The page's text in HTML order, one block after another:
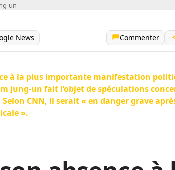
un
News Commenter
à la plus importante manifestation
Jung-un fait l’objet de spéculations
CNN, il serait « en danger grave
».